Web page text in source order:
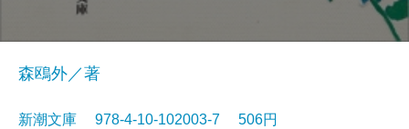
森鴎外／著
新潮文庫 978-4-10-102003-7 506円